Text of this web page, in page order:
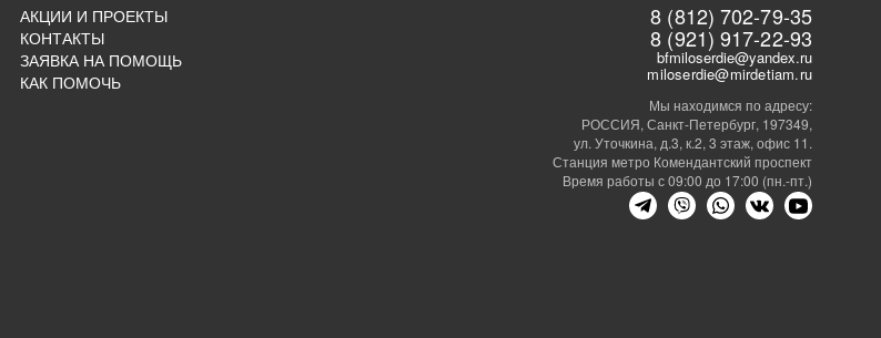
АКЦИИ И ПРОЕКТЫ
КОНТАКТЫ
ЗАЯВКА НА ПОМОЩЬ
КАК ПОМОЧЬ
8 (812) 702-79-35
8 (921) 917-22-93
bfmiloserdie@yandex.ru
miloserdie@mirdetiam.ru
Мы находимся по адресу:
РОССИЯ, Санкт-Петербург, 197349,
ул. Уточкина, д.3, к.2, 3 этаж, офис 11.
Станция метро Комендантский проспект
Время работы с 09:00 до 17:00 (пн.-пт.)